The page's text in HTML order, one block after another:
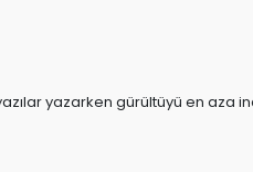
yazarken gürültüyü en aza